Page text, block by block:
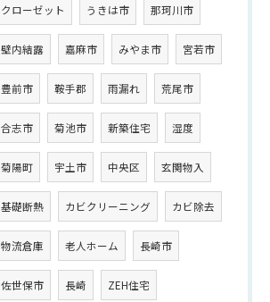
クローゼット うきは市 那珂川市
壁内結露 嘉麻市 みやま市 宮若市
豊前市 鞍手郡 雨漏れ 荒尾市
合志市 菊池市 新築住宅 湿度
菊陽町 宇土市 中央区 玄関物入
基礎断熱 カビクリーニング カビ除去
物流倉庫 老人ホーム 長崎市
佐世保市 長崎 ZEH住宅